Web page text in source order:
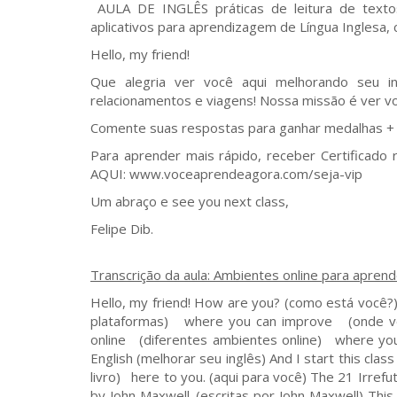
AULA DE INGLÊS práticas de leitura de
aplicativos para aprendizagem de Língua
Hello, my friend!
Que alegria ver você aqui melhorando seu
relacionamentos e viagens! Nossa missão é ver
Comente suas respostas para ganhar medalhas
Para aprender mais rápido, receber
AQUI: www.voceaprendeagora.com/seja-vip
Um abraço e see you next class,
Felipe Dib.
Transcrição da aula: Ambientes online para
Hello, my friend! How are you? (como está você?) Today we're going to (hoje nós vamos) explore platforms (explorar plataformas) where you can improve (onde você pode melhorar) your English. (seu inglês) Different environments online (diferentes ambientes online) where you can: (onde você pode) Study (estudar) Learn (aprender) Improve your English (melhorar seu inglês) And I start this class (e eu começo esta aula) reading part of this book (lendo parte deste livro) here to you. (aqui para você) The 21 Irrefutable Laws of Leadership (as 21 Leis Irrefutáveis de Liderança) written by John Maxwell. (escritas por John Maxwell) This book was written (este livro foi escrito) in 1998 (em 1998) by this American pastor. (por este pastor americano) Around 30 years ago, right? (aproximadamente 30 anos atrás, certo?) And John Maxwell presents (e Maxwell apresenta) these Laws of Leadership. (estas Leis da Liderança) I'll share with you today (eu vou compartilhar com você hoje) the Law of Process. (a Lei do Processo) He says: (ele diz) Liderança desenvolve-se diariamente não em 1 dia. O segredo de nosso sucesso é encontrado em nossa agenda diária. (Vídeo do celular no Dropbox TV 165) Let me see (deixa eu ver) let me share with you (deixa eu compartilhar com você) my daily agenda. (minha agenda diária) Invoice Mónica (fatura da Mônica) Record TV (gravar para TV) Pay Sandro (pagar Sandro) Barbecue with family (churrasco com família) Check HD (conferir HD) Record of the video (gravar o vídeo) of pronunciation of "comfortable". (de pronúncia de "confortável") New book Carol (novo livro Carol) This is what (isso é o que) is already scheduled (está já agendado) for this week. (para esta semana) This is the planning (este é o planejamento) for the next classes. (para as próximas aulas) And this is the book (e este é o livro) I'm sharing with you. (que estou compartilhando com você) Quando você vê a agenda diária da pessoa você vê prioridades paixão, habilidades relacionamentos, atitude disciplinas pessoais visão e influência. Veja o que uma pessoa está fazendo todo dia dia após dia e você vai saber quem aquela pessoa é e o que ele ou ela está se tornando. Our daily habits (nossos hábitos diários) show us (nos mostram) the kind of life (o tipo de vida) we are living. (que nós estamos vivendo) And the kind of person (e o tipo de pessoa) we're becoming. (que estamos nos tornando) If my daily agenda (se minha agenda diária) is full of (está cheia de) planned tasks (tarefas planejadas) organized goals (objetivos organizados) I am living a life (eu estou vivendo uma vida) that is organized. (que está organizada) I am becoming someone (eu estou me tornando alguém) who is planning (que está planejando) and doing the things (e fazendo as coisas) I need to do. (que eu preciso fazer) Líderes de sucesso são aprendizes. E o processo de aprendizagem é contínuo. Um resultado de autodisciplina e perseverança. O objetivo cada dia deve ser de tornar-se um pouco melhor de construir à partir do progresso dos dias anteriores. O problema é que a maioria das pessoas superestimam a importância de acontecimentos e subestimam o poder dos processos. We have this book here (nós temos este livro aqui) in our platform. (em nossa plataforma) Let me share with you. (deixa eu compartilhar com você) One moment, please. (um momento, por favor) We start navigating (nós começamos a navegar) in our platform (em nossa plataforma) that you can study (que você pode estudar) visit and share. (visitar e compartilhar) Here we go. (aqui vamos nós) (Vídeo no Dropbox TV 165) Here. (aqui) Let me get to (deixa eu chegar até) "21 Leis Irrefutáveis da Liderança" Qual é a primeira Lei da Liderança? A Lei da Influência. What's the best time (qual é